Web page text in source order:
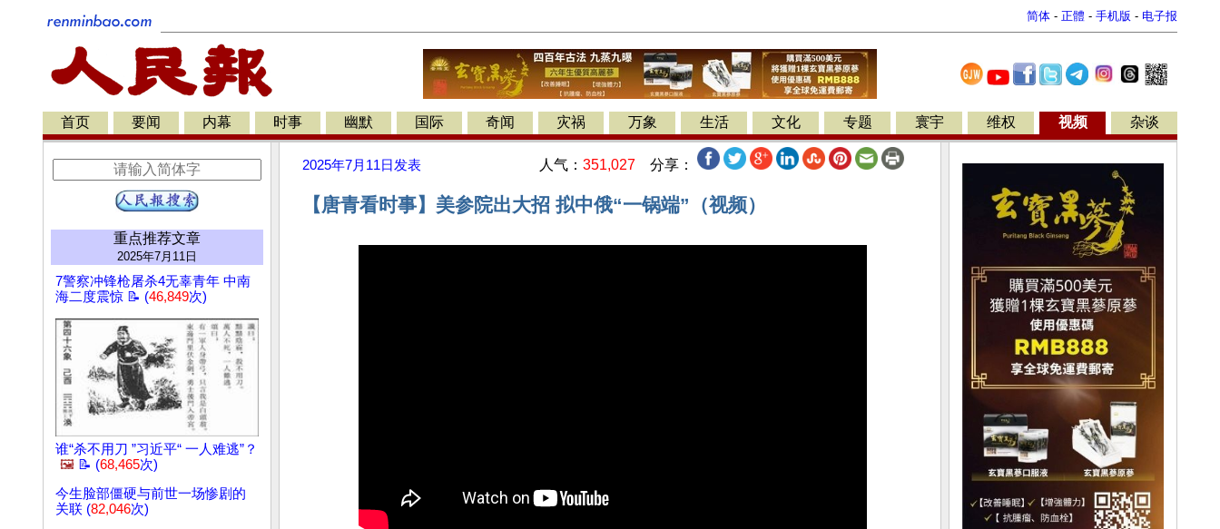
简体 - 正體 - 手机版 - 电子报
首页 要闻 内幕 时事 幽默 国际 奇闻 灾祸 万象 生活 文化 专题 寰宇 维权 视频 杂谈
重点推荐文章
2025年7月11日
7警察冲锋枪屠杀4无辜青年 中南
海二度震惊 📝 (46,849次)
谁“杀不用刀 ”习近平“ 一人难逃”？
🖼️ 📝 (68,465次)
今生脸部僵硬与前世一场惨剧的
关联 (82,046次)
2025年7月11日 发表 人气： 351,027 分享：
【唐青看时事】美参院出大招 拟中俄“一锅端”（视频）